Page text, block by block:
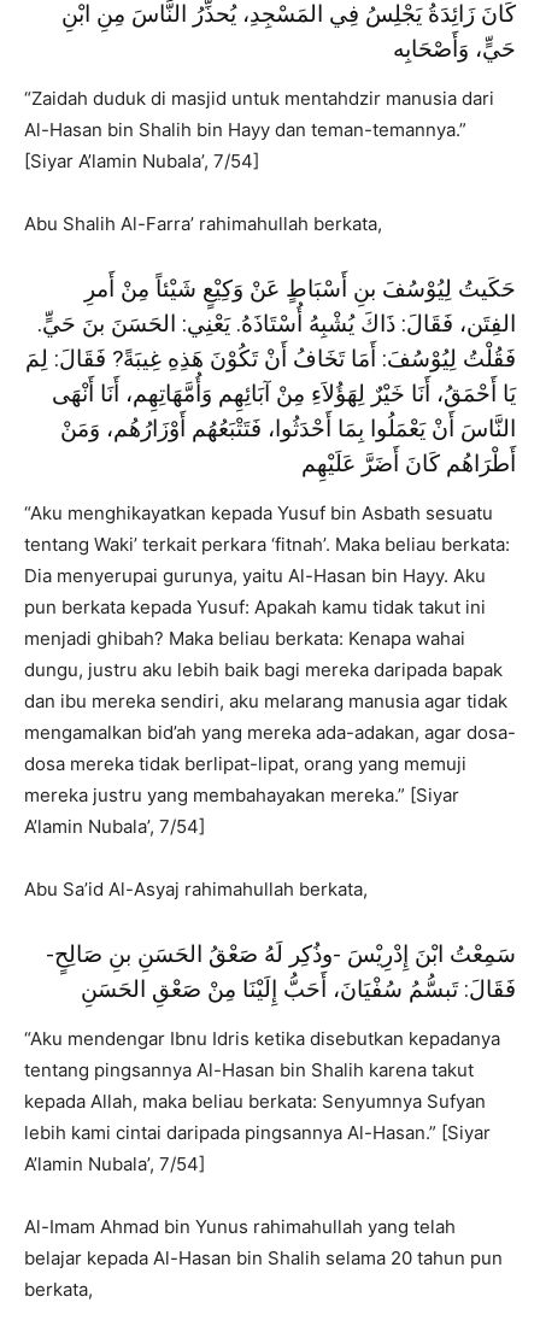
كَانَ زَائِدَةُ يَجْلِسُ فِي المَسْجِدِ، يُحذِّرُ النَّاسَ مِنِ ابْنِ
حَيٍّ، وَأَصْحَابِه
“Zaidah duduk di masjid untuk mentahdzir manusia dari
Al-Hasan bin Shalih bin Hayy dan teman-temannya.”
[Siyar A’lamin Nubala’, 7/54]
Abu Shalih Al-Farra’ rahimahullah berkata,
حَكَيتُ لِيُوْسُفَ بنِ أَسْبَاطٍ عَنْ وَكِيْعٍ شَيْئاً مِنْ أَمرِ
الفِتَن، فَقَالَ: ذَاكَ يُشْبِهُ أُسْتَاذَهُ. يَعْنِي: الحَسَنَ بنَ حَيٍّ.
فَقُلْتُ لِيُوْسُفَ: أَمَا تَخَافُ أَنْ تَكُوْنَ هَذِهِ غِيبَةً? فَقَالَ: لِمَ
يَا أَحْمَقُ، أَنَا خَيْرٌ لِهَؤُلاَءِ مِنْ آبَائِهِم وَأُمَّهَاتِهِم، أَنَا أَنْهَى
النَّاسَ أَنْ يَعْمَلُوا بِمَا أَحْدَثُوا، فَتَتْبَعُهُم أَوْزَارُهُم، وَمَنْ
أَطْرَاهُم كَانَ أَضَرَّ عَلَيْهِم
“Aku menghikayatkan kepada Yusuf bin Asbath sesuatu
tentang Waki’ terkait perkara ‘fitnah’. Maka beliau berkata:
Dia menyerupai gurunya, yaitu Al-Hasan bin Hayy. Aku
pun berkata kepada Yusuf: Apakah kamu tidak takut ini
menjadi ghibah? Maka beliau berkata: Kenapa wahai
dungu, justru aku lebih baik bagi mereka daripada bapak
dan ibu mereka sendiri, aku melarang manusia agar tidak
mengamalkan bid’ah yang mereka ada-adakan, agar dosa-
dosa mereka tidak berlipat-lipat, orang yang memuji
mereka justru yang membahayakan mereka.” [Siyar
A’lamin Nubala’, 7/54]
Abu Sa’id Al-Asyaj rahimahullah berkata,
سَمِعْتُ ابْنَ إِدْرِيْسَ -وذُكِر لَهُ صَعْقُ الحَسَنِ بنِ صَالِحٍ-
فَقَالَ: تَبسُّمُ سُفْيَانَ، أَحَبُّ إِلَيْنَا مِنْ صَعْقِ الحَسَنِ
“Aku mendengar Ibnu Idris ketika disebutkan kepadanya
tentang pingsannya Al-Hasan bin Shalih karena takut
kepada Allah, maka beliau berkata: Senyumnya Sufyan
lebih kami cintai daripada pingsannya Al-Hasan.” [Siyar
A’lamin Nubala’, 7/54]
Al-Imam Ahmad bin Yunus rahimahullah yang telah
belajar kepada Al-Hasan bin Shalih selama 20 tahun pun
berkata,